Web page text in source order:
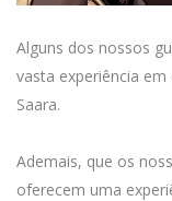
Alguns dos nossos
vasta experiência
Saara.
Ademais, que os
oferecem uma